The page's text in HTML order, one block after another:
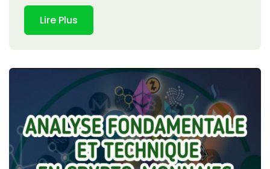
Lire Plus